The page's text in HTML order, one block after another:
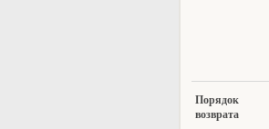
Порядок
возврата